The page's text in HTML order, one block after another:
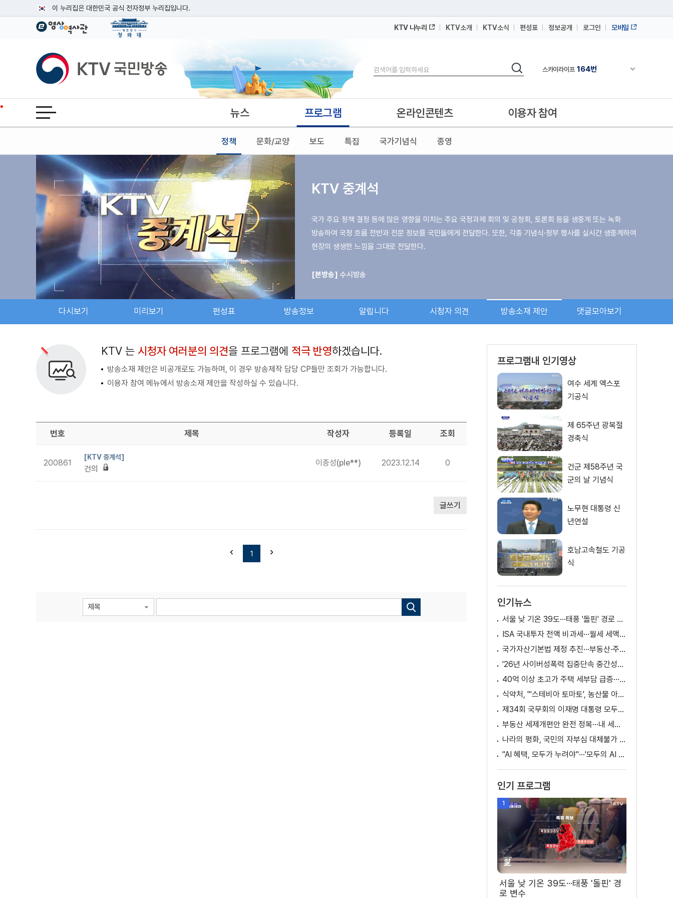
이 누리집은 대한민국 공식 전자정부 누리집입니다.
공식 누리집 주소 확인하기
이밖에 or.kr 또는 .kr등 다른 도메인 주소를 사용하고 있다면 아래 URL에서 도메인 주소를 확인해 보세요
운영중인 공식 누리집보기
KTV 나누리 KTV소개 KTV소식 편성표 정보공개 로그인 모바일
KTV국민방송
검색
검색 채널안내 펼쳐
스카이라이프 164번
스카이라이프 164번
전체메뉴 열기 뉴스 프로그램
정책 문화/교양 보도 특집 국가기념식 종영
온라인콘텐츠 이용자 참여
KTV 중계석
국가 주요 정책 결정 등에 많은 영향을 미치는 주요 국정과제 회의 및 공청회, 토론회 등을 생중계 또는 녹화
방송하여 국정 흐름 전반과 전문 정보를 국민들에게 전달한다. 또한, 각종 기념식·정부 행사를 실시간 생중계하여
현장의 생생한 느낌을 그대로 전달한다.
[본방송] 수시방송
다시보기 미리보기 편성표 방송정보 알립니다 시청자 의견 방송소재 제안 댓글모아보기
KTV 는 시청자 여러분의 의견을 프로그램에 적극 반영하겠습니다.
방송소재 제안은 비공개로도 가능하며, 이 경우 방송제작 담당 CP들만 조회가 가능합니다.
이용자 참여 메뉴에서 방송소재 제안을 작성하실 수 있습니다.
번호 제목 작성자 등록일 조회
200861
[KTV 중계석]
건의
이종성(ple**) 2023.12.14 0
글쓰기
1
검색 조건
제목
검색어 입력
검색
프로그램내 인기영상
여수 세계 엑스포
기공식
제 65주년 광복절
경축식
건군 제58주년 국
군의 날 기념식
노무현 대통령 신
년연설
호남고속철도 기공
식
인기뉴스
서울 낮 기온 39도···태풍 '돌핀' 경로 변수
ISA 국내투자 전액 비과세···월세 세액공제 확대
국가자산기본법 제정 추진···부동산·주식 등 통합 관리
'26년 사이버성폭력 집중단속 중간성과 발표···향후 추진계획은?
40억 이상 초고가 주택 세부담 급증···실수요자 보호 강화
식약처, "'스테비아 토마토', 농산물 아닌 가공식품"
제34회 국무회의 이재명 대통령 모두발언
부동산 세제개편안 완전 정복···내 세금 어떻게 달라지나? [K-정책 사용법]
나라의 평화, 국민의 자부심 대체불가 대한민국 이재명 대통령 모두말씀
"AI 혜택, 모두가 누려야"···'모두의 AI 성장사다리' 출범
인기 프로그램
1
서울 낮 기온 39도···태풍 '돌핀' 경
로 변수